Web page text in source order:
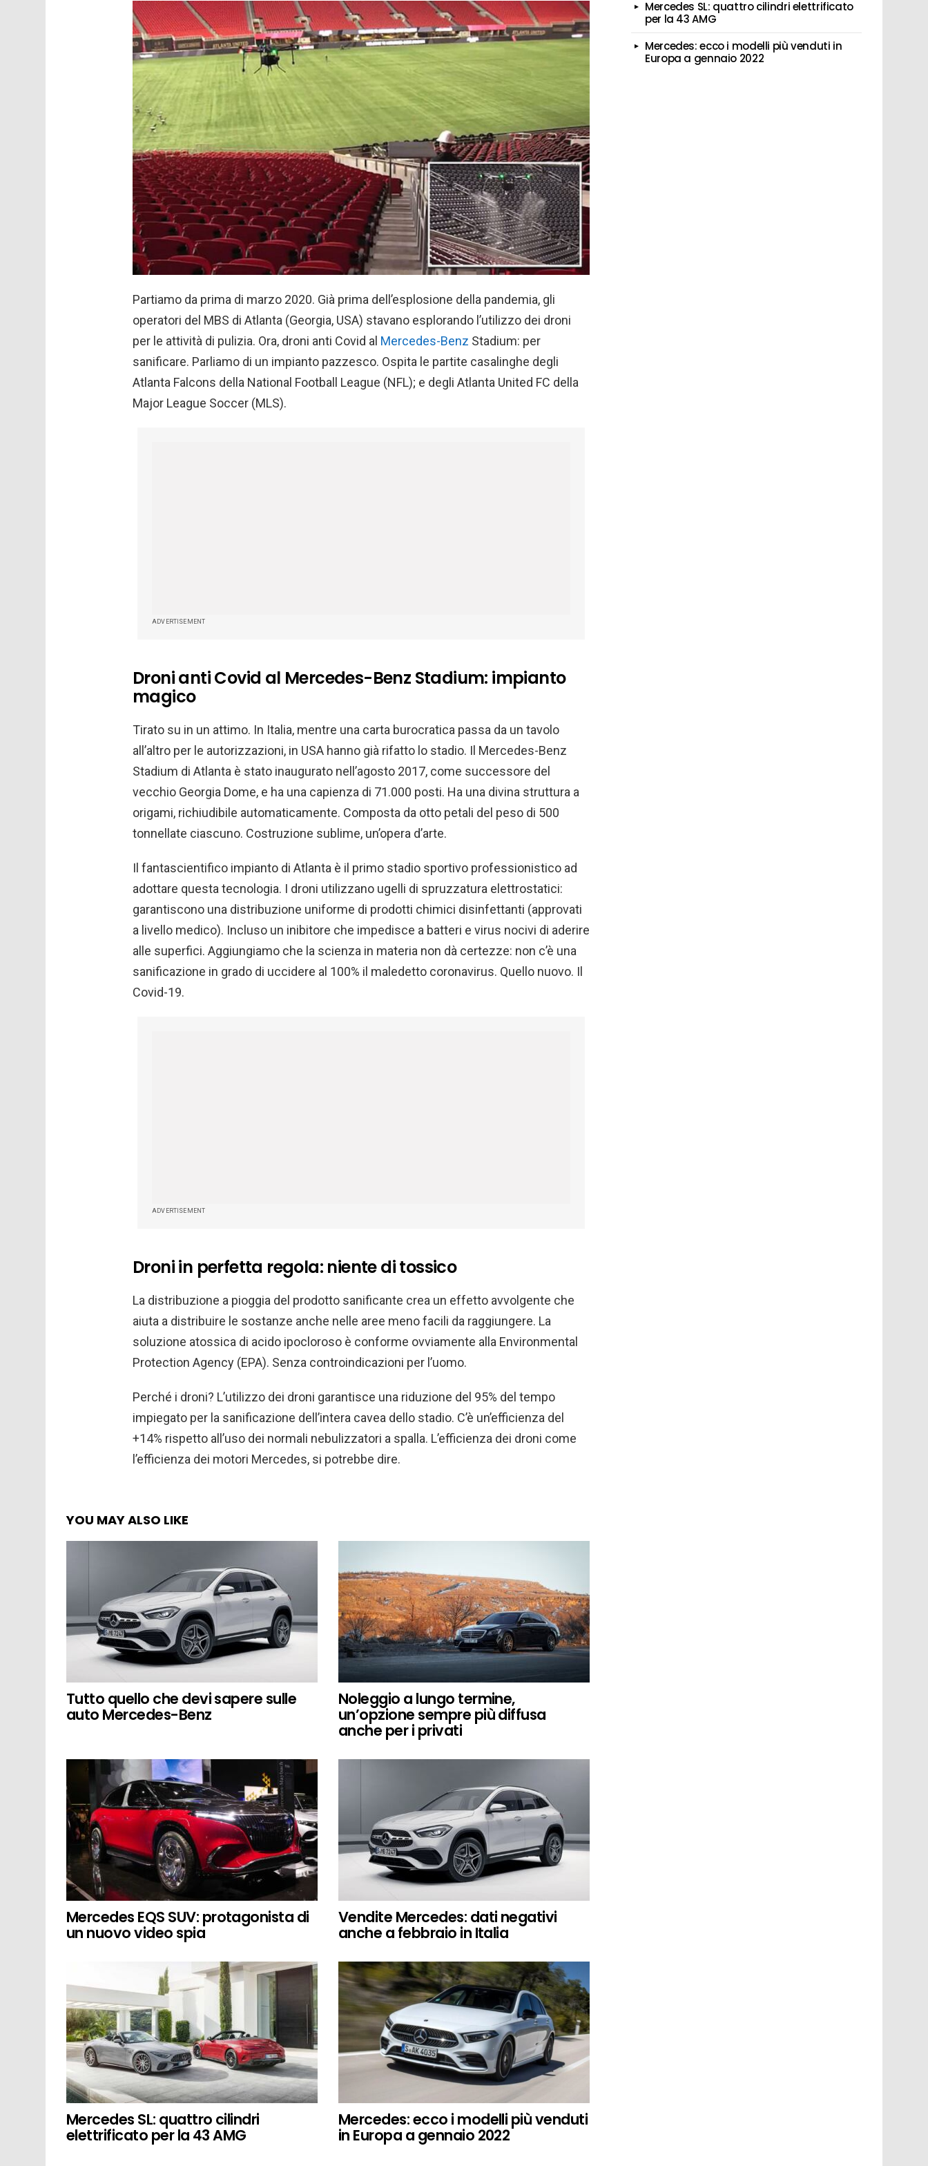
Partiamo da prima di marzo 2020. Già prima dell’esplosione della pandemia, gli
operatori del MBS di Atlanta (Georgia, USA) stavano esplorando l’utilizzo dei droni
per le attività di pulizia. Ora, droni anti Covid al Mercedes-Benz Stadium: per
sanificare. Parliamo di un impianto pazzesco. Ospita le partite casalinghe degli
Atlanta Falcons della National Football League (NFL); e degli Atlanta United FC della
Major League Soccer (MLS).
ADVERTISEMENT
Droni anti Covid al Mercedes-Benz Stadium: impianto
magico
Tirato su in un attimo. In Italia, mentre una carta burocratica passa da un tavolo
all’altro per le autorizzazioni, in USA hanno già rifatto lo stadio. Il Mercedes-Benz
Stadium di Atlanta è stato inaugurato nell’agosto 2017, come successore del
vecchio Georgia Dome, e ha una capienza di 71.000 posti. Ha una divina struttura a
origami, richiudibile automaticamente. Composta da otto petali del peso di 500
tonnellate ciascuno. Costruzione sublime, un’opera d’arte.
Il fantascientifico impianto di Atlanta è il primo stadio sportivo professionistico ad
adottare questa tecnologia. I droni utilizzano ugelli di spruzzatura elettrostatici:
garantiscono una distribuzione uniforme di prodotti chimici disinfettanti (approvati
a livello medico). Incluso un inibitore che impedisce a batteri e virus nocivi di aderire
alle superfici. Aggiungiamo che la scienza in materia non dà certezze: non c’è una
sanificazione in grado di uccidere al 100% il maledetto coronavirus. Quello nuovo. Il
Covid-19.
ADVERTISEMENT
Droni in perfetta regola: niente di tossico
La distribuzione a pioggia del prodotto sanificante crea un effetto avvolgente che
aiuta a distribuire le sostanze anche nelle aree meno facili da raggiungere. La
soluzione atossica di acido ipocloroso è conforme ovviamente alla Environmental
Protection Agency (EPA). Senza controindicazioni per l’uomo.
Perché i droni? L’utilizzo dei droni garantisce una riduzione del 95% del tempo
impiegato per la sanificazione dell’intera cavea dello stadio. C’è un’efficienza del
+14% rispetto all’uso dei normali nebulizzatori a spalla. L’efficienza dei droni come
l’efficienza dei motori Mercedes, si potrebbe dire.
YOU MAY ALSO LIKE
Tutto quello che devi sapere sulle
auto Mercedes-Benz
Noleggio a lungo termine,
un’opzione sempre più diffusa
anche per i privati
Mercedes EQS SUV: protagonista di
un nuovo video spia
Vendite Mercedes: dati negativi
anche a febbraio in Italia
Mercedes SL: quattro cilindri
elettrificato per la 43 AMG
Mercedes: ecco i modelli più venduti
in Europa a gennaio 2022
Mercedes SL: quattro cilindri elettrificato
per la 43 AMG
Mercedes: ecco i modelli più venduti in
Europa a gennaio 2022